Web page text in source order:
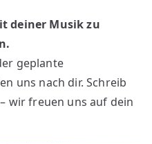
deiner Musik zu
geplante
uns nach dir. Schreib
wir freuen uns auf dein